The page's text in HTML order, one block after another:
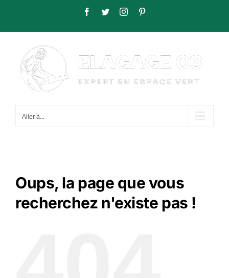
Facebook
TwitterInstagram
Aller à...
Oups, la page que vous
recherchez n'existe pas !